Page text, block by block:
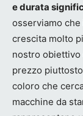
e durata
osserviamo
crescita molto
nostro
prezzo
coloro che
macchine da